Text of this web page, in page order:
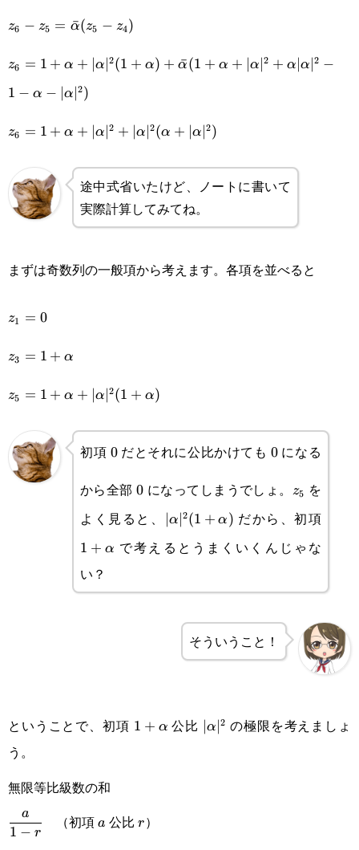
z_4)
z6 − z5 = α
ˉ(z5 − z4)
1-\alpha-|\alpha|^2)
z6 = 1 + α + ∣α ∣2(1 + α) + α
ˉ(1 + α + α 2 + α α 2 −
1 − α − α 2)
z6 = 1 + α + ∣α ∣2 + ∣α ∣2(α + ∣α ∣2)
途中式省いたけど、ノートに書いて
実際計算してみてね。
まずは奇数列の一般項から考えます。各項を並べると
z1 = 0
z3 = 1 + α
z_5=1+\alpha+|\alpha|^2(1+\alpha)
z5 = 1 + α + ∣α ∣2(1 + α)
初項 0
0だとそれに公比かけても 0
0になる
から全部0 になってしまうでしょ。 z5 を
よく見ると、
|\alpha|^2(1+\alpha)
α 2(1 + α) だから、初項
1 + α で考えるとうまくいくんじゃな
い？
そういうこと！
ということで、初項 1+\alpha
1 + α 公比 |\alpha|^2
∣α ∣2 の極限を考えましょ
う。
無限等比級数の和
\displaystyle\frac{a}
{1-r}
1 − r
a （初項a 公比r）